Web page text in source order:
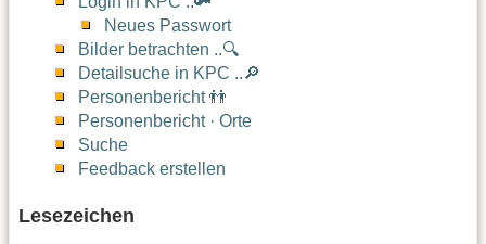
Neues Passwort
Bilder betrachten ..🔍
Detailsuche in KPC ..🔎
Personenbericht 👬
Personenbericht · Orte
Suche
Feedback erstellen
Lesezeichen